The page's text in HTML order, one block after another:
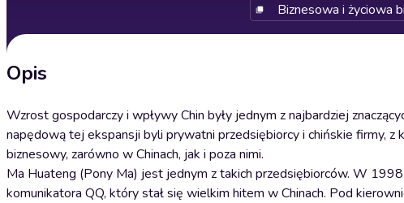
Biznesowa i życiowa
Opis
Wzrost gospodarczy i wpływy Chin były jednym z najbardziej
napędową tej ekspansji byli prywatni przedsiębiorcy i chińskie firmy,
biznesowy, zarówno w Chinach, jak i poza nimi.
Ma Huateng (Pony Ma) jest jednym z takich przedsiębiorców. W
komunikatora QQ, który stał się wielkim hitem w Chinach. Pod